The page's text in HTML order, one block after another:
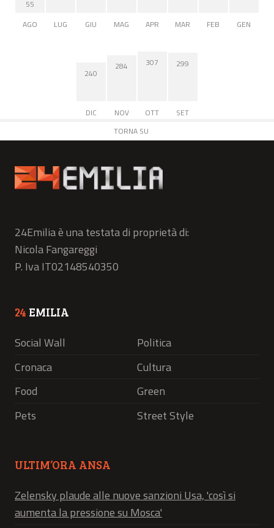
55
AGO
LUG GIU MAG APR MAR FEB GEN
240
DIC
284
NOV
307
OTT
299
SET
TORNA SU
24Emilia è una testata di proprietà di:
Nicola Fangareggi
P. Iva IT02148540350
24 EMILIA
Social Wall
Politica
Cronaca
Cultura
Food
Green
Pets
Street Style
ULTIM’ORA ANSA
Zelensky plaude alle nuove sanzioni Usa, 'così si
aumenta la pressione su Mosca'